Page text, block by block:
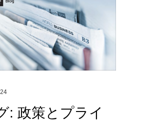
: 政策とプライ